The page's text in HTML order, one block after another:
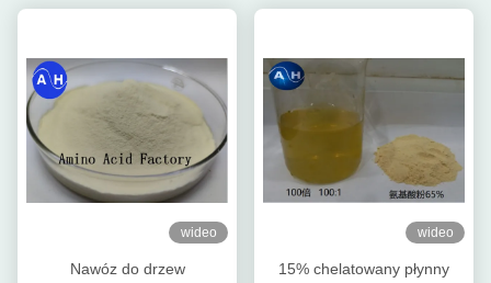
wideo
Nawóz do drzew
wideo
15% chelatowany płynny